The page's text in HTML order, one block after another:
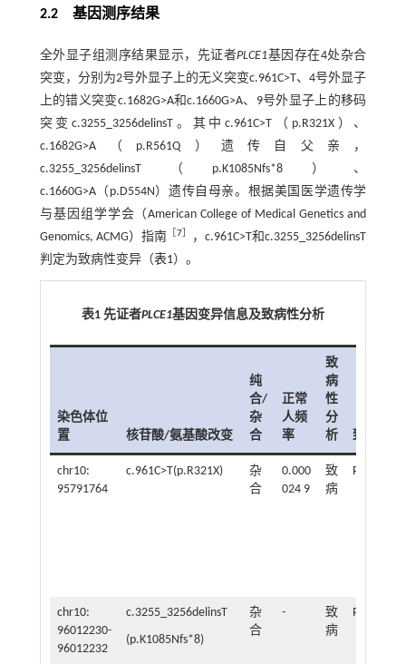
2.2 基因测序结果
全外显子组测序结果显示，先证者PLCE1基因存在4处杂合
突变，分别为2号外显子上的无义突变c.961C>T、4号外显子
上的错义突变c.1682G>A和c.1660G>A、9号外显子上的移码
突变c.3255_3256delinsT。其中c.961C>T（p.R321X）、
c.1682G>A（p.R561Q）遗传自父亲，
c.3255_3256delinsT（p.K1085Nfs*8）、
c.1660G>A（p.D554N）遗传自母亲。根据美国医学遗传学
与基因组学学会（American College of Medical Genetics and
Genomics, ACMG）指南［7
，c.961C>T和c.3255_3256delinsT
判定为致病性变异（表1）。
表1 先证者PLCE1基因变异信息及致病性分析
染色体位
置
核苷酸/氨基酸改变
纯
合/
杂
合
正常
人频
率
致
病
性
分
析
致病性分
chr10:
95791764
c.961C>T(p.R321X)
杂
合
0.000
024 9
致
病
chr10:
96012230-
96012232
c.3255_3256delinsT
(p.K1085Nfs*8)
杂
合
-
致
病